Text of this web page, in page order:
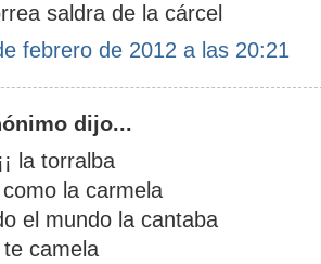
saldra de la cárcel
febrero de 2012 a las 20:21
dijo...
la torralba
la carmela
el mundo la cantaba
te camela